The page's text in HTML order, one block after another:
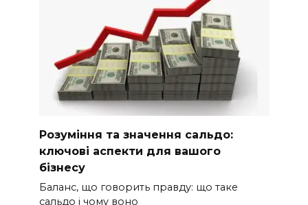
Розуміння та значення сальдо:
ключові аспекти для вашого
бізнесу
Баланс, що говорить правду: що таке
сальдо і чому воно